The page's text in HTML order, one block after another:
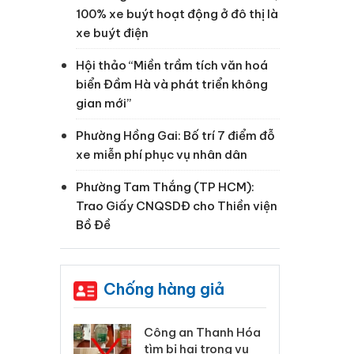
100% xe buýt hoạt động ở đô thị là
xe buýt điện
Hội thảo “Miền trầm tích văn hoá
biển Đầm Hà và phát triển không
gian mới”
Phường Hồng Gai: Bố trí 7 điểm đỗ
xe miễn phí phục vụ nhân dân
Phường Tam Thắng (TP HCM):
Trao Giấy CNQSDĐ cho Thiền viện
Bồ Đề
Chống hàng giả
Lào Cai xử lý 83 vụ vi
phạm thương mại